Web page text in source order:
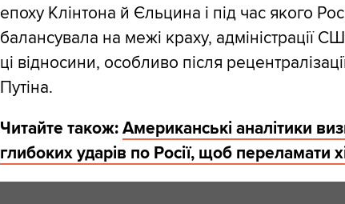
епоху Клінтона й Єльцина і під час якого
балансувала на межі краху, адміністрації
ці відносини, особливо після
Путіна.
Читайте також: Американські аналітики
глибоких ударів по Росії, щоб переламати